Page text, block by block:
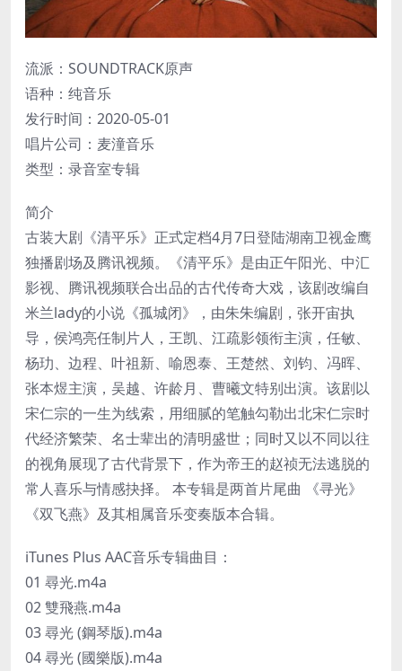
流派：SOUNDTRACK原声
语种：纯音乐
发行时间：2020-05-01
唱片公司：麦潼音乐
类型：录音室专辑
简介
古装大剧《清平乐》正式定档4月7日登陆湖南卫视金鹰
独播剧场及腾讯视频。《清平乐》是由正午阳光、中汇
影视、腾讯视频联合出品的古代传奇大戏，该剧改编自
米兰lady的小说《孤城闭》，由朱朱编剧，张开宙执
导，侯鸿亮任制片人，王凯、江疏影领衔主演，任敏、
杨玏、边程、叶祖新、喻恩泰、王楚然、刘钧、冯晖、
张本煜主演，吴越、许龄月、曹曦文特别出演。该剧以
宋仁宗的一生为线索，用细腻的笔触勾勒出北宋仁宗时
代经济繁荣、名士辈出的清明盛世；同时又以不同以往
的视角展现了古代背景下，作为帝王的赵祯无法逃脱的
常人喜乐与情感抉择。 本专辑是两首片尾曲 《寻光》
《双飞燕》及其相属音乐变奏版本合辑。
iTunes Plus AAC音乐专辑曲目：
01 尋光.m4a
02 雙飛燕.m4a
03 尋光 (鋼琴版).m4a
04 尋光 (國樂版).m4a